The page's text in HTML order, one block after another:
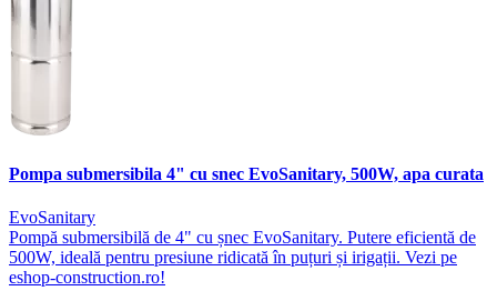
Pompa submersibila 4" cu snec EvoSanitary, 500W, apa curata
EvoSanitary
Pompă submersibilă de 4" cu șnec EvoSanitary. Putere eficientă de
500W, ideală pentru presiune ridicată în puțuri și irigații. Vezi pe
eshop-construction.ro!